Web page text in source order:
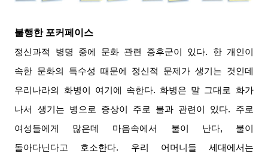
불행한 포커페이스
정신과적 병명 중에 문화 관련 증후군이 있다. 한 개인이
속한 문화의 특수성 때문에 정신적 문제가 생기는 것인데
우리나라의 화병이 여기에 속한다. 화병은 말 그대로 화가
나서 생기는 병으로 증상이 주로 불과 관련이 있다. 주로
여성들에게 많은데 마음속에서 불이 난다, 불이
돌아다닌다고 호소한다. 우리 어머니들 세대에서는